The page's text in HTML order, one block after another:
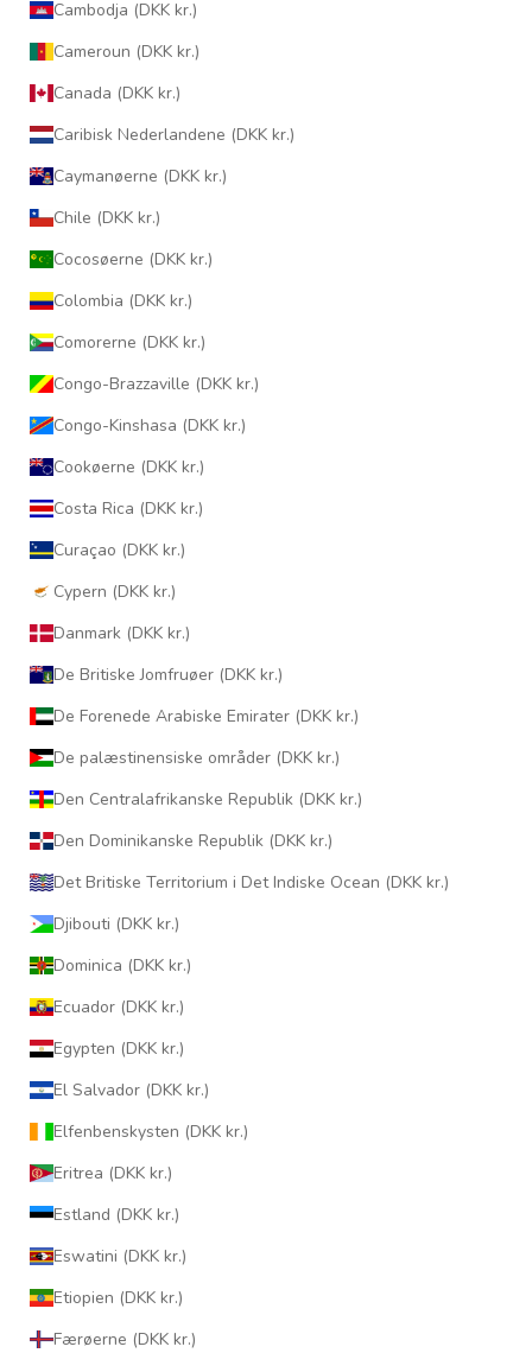
Cambodja (DKK kr.)
Cameroun (DKK kr.)
Canada (DKK kr.)
Caribisk Nederlandene (DKK kr.)
Caymanøerne (DKK kr.)
Chile (DKK kr.)
Cocosøerne (DKK kr.)
Colombia (DKK kr.)
Comorerne (DKK kr.)
Congo-Brazzaville (DKK kr.)
Congo-Kinshasa (DKK kr.)
Cookøerne (DKK kr.)
Costa Rica (DKK kr.)
Curaçao (DKK kr.)
Cypern (DKK kr.)
Danmark (DKK kr.)
De Britiske Jomfruøer (DKK kr.)
De Forenede Arabiske Emirater (DKK kr.)
De palæstinensiske områder (DKK kr.)
Den Centralafrikanske Republik (DKK kr.)
Den Dominikanske Republik (DKK kr.)
Det Britiske Territorium i Det Indiske Ocean (DKK kr.)
Djibouti (DKK kr.)
Dominica (DKK kr.)
Ecuador (DKK kr.)
Egypten (DKK kr.)
El Salvador (DKK kr.)
Elfenbenskysten (DKK kr.)
Eritrea (DKK kr.)
Estland (DKK kr.)
Eswatini (DKK kr.)
Etiopien (DKK kr.)
Færøerne (DKK kr.)